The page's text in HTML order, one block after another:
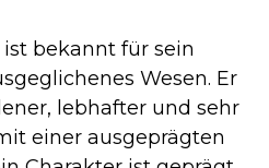
bekannt für sein
Wesen. Er
lebhafter und sehr
einer ausgeprägten